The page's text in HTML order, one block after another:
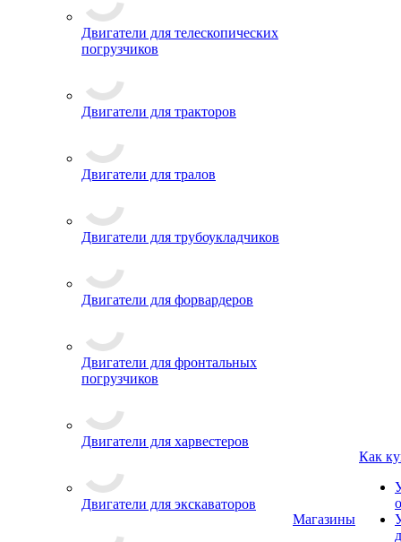
Двигатели для телескопических
погрузчиков
Двигатели для тракторов
Двигатели для тралов
Двигатели для трубоукладчиков
Двигатели для форвардеров
Двигатели для фронтальных
погрузчиков
Двигатели для харвестеров
Двигатели для экскаваторов
Магазины
Как